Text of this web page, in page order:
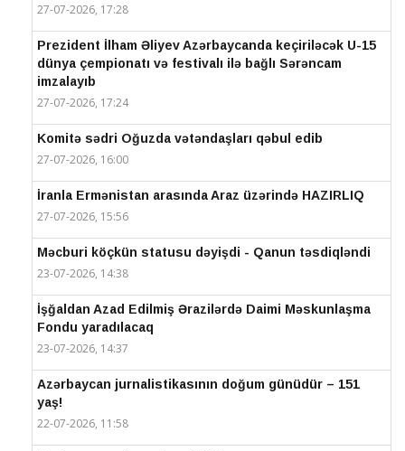
27-07-2026, 17:28
Prezident İlham Əliyev Azərbaycanda keçiriləcək U-15
dünya çempionatı və festivalı ilə bağlı Sərəncam
imzalayıb
27-07-2026, 17:24
Komitə sədri Oğuzda vətəndaşları qəbul edib
27-07-2026, 16:00
İranla Ermənistan arasında Araz üzərində HAZIRLIQ
27-07-2026, 15:56
Məcburi köçkün statusu dəyişdi - Qanun təsdiqləndi
23-07-2026, 14:38
İşğaldan Azad Edilmiş Ərazilərdə Daimi Məskunlaşma
Fondu yaradılacaq
23-07-2026, 14:37
Azərbaycan jurnalistikasının doğum günüdür – 151
yaş!
22-07-2026, 11:58